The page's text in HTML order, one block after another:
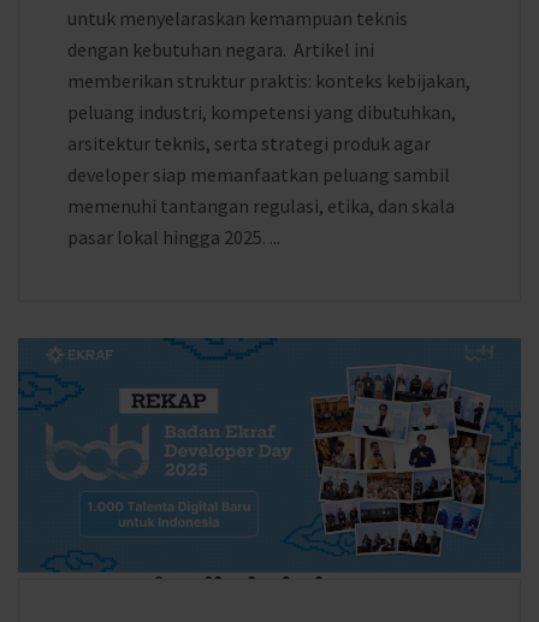
untuk menyelaraskan kemampuan teknis
dengan kebutuhan negara. Artikel ini
memberikan struktur praktis: konteks kebijakan,
peluang industri, kompetensi yang dibutuhkan,
arsitektur teknis, serta strategi produk agar
developer siap memanfaatkan peluang sambil
memenuhi tantangan regulasi, etika, dan skala
pasar lokal hingga 2025. ...